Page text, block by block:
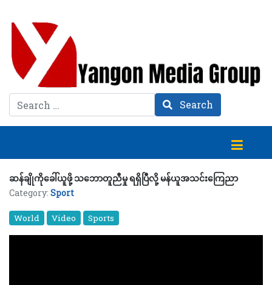
Search Search
ဆန်ချိုကိုခေါ်ယူဖို့ သဘောတူညီမှု ရရှိပြီလို့ မန်ယူအသင်းကြေညာ
Category: Sport
World Video Sports